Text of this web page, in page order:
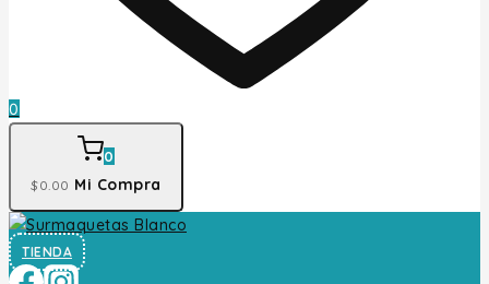
0
0
$0 .00 Mi Compra
TIENDA